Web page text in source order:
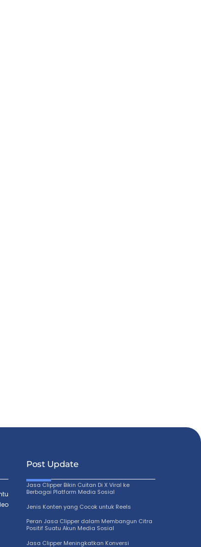
Post Update
Jasa Clipper Bikin Cuitan Di X Viral ke
Berbagai Platform Media Sosial
Jenis Konten yang Cocok untuk Reels
Peran Jasa Clipper dalam Membangun Citra
Positif Suatu Akun Media Sosial
Jasa Clipper Meningkatkan Konversi